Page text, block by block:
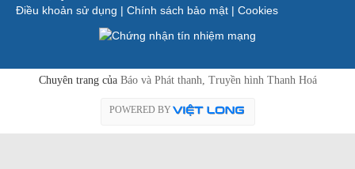
Điều khoản sử dụng | Chính sách bảo mật | Cookies
Chuyên trang của Báo và Phát thanh, Truyền hình Thanh Hoá
POWERED BY